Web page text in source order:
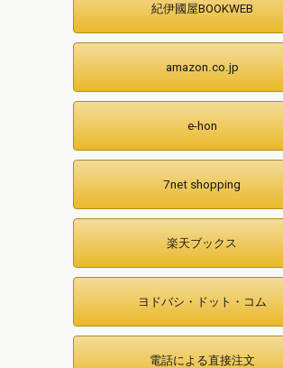
紀伊國屋BOOKWEB
amazon.co.jp
e-hon
7net shopping
楽天ブックス
ヨドバシ・ドット・コム
電話による直接注文